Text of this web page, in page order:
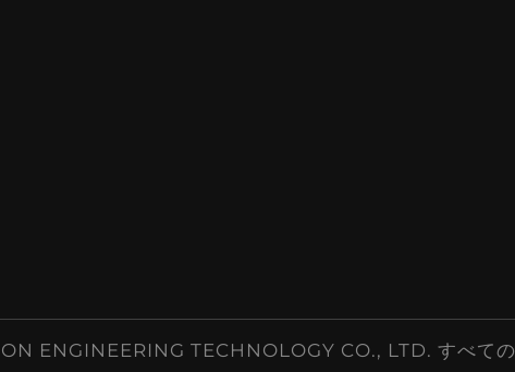
TECHNOLOGY CO., LTD. すべての